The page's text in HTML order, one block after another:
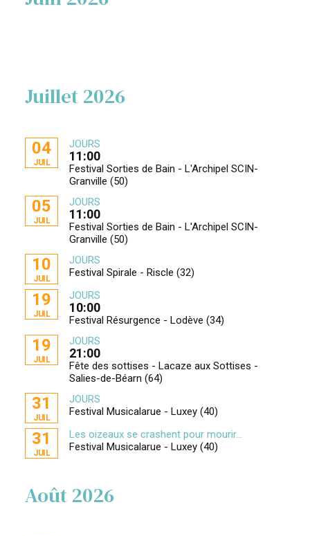
Juillet 2026
04
JUIL
JOURS
11:00
Festival Sorties de Bain - L'Archipel SCIN-
Granville (50)
05
JUIL
JOURS
11:00
Festival Sorties de Bain - L'Archipel SCIN-
Granville (50)
10
JUIL
JOURS
Festival Spirale - Riscle (32)
19
JUIL
JOURS
10:00
Festival Résurgence - Lodève (34)
19
JUIL
JOURS
21:00
Fête des sottises - Lacaze aux Sottises -
Salies-de-Béarn (64)
31
JUIL
JOURS
Festival Musicalarue - Luxey (40)
31
JUIL
Les oizeaux se crashent pour mourir...
Festival Musicalarue - Luxey (40)
Août 2026